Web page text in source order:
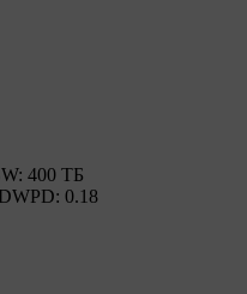
400 ТБ
0.18